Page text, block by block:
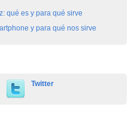
qué es y para qué sirve
y para qué nos sirve
Twitter